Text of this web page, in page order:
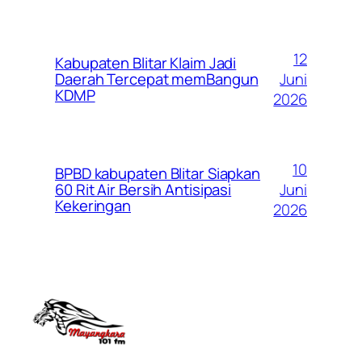
Kabupaten Blitar Klaim Jadi
Daerah Tercepat memBangun
KDMP
12
Juni
2026
BPBD kabupaten Blitar Siapkan
60 Rit Air Bersih Antisipasi
Kekeringan
10
Juni
2026